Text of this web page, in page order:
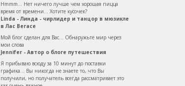
Hmmm... Нет ничего лучше чем хорошая пицца
время от времени... Хотите кусочек?
Linda - Линда - чирлидер и танцор в мюзикле
в Лас Вегасе
Мой блог сделан для Вас... Обнаружьте мир через
мои слова
Jennifer - Автор о блоге путешествия
Я прибываю всюду за 10 минут до поставки
графика... Вы никогда не знаете то, что Вы
получили, но получатель всегда рассматривает это